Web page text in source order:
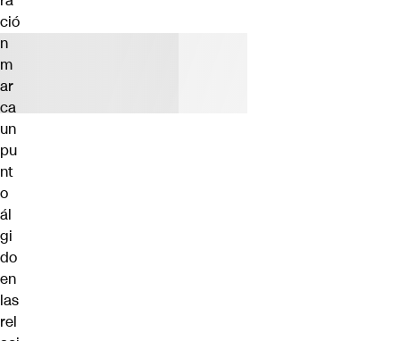
ció
n
m
ar
ca
un
pu
nt
o
ál
gi
do
en
las
rel